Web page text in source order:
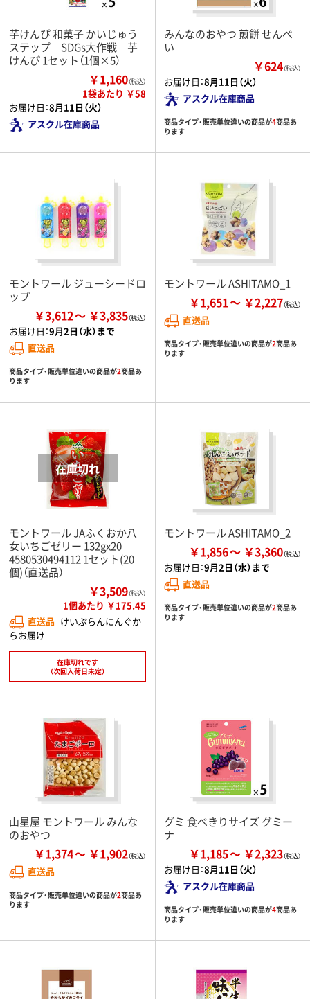
芋けんぴ 和菓子 かいじゅう
ステップ SDGs大作戦 芋
けんぴ 1セット（1個×5）
￥1,160（税込）
1袋あたり ￥58
お届け日：8月11日（火）
アスクル在庫商品
みんなのおやつ 煎餅 せんべ
い
￥624（税込）
お届け日：8月11日（火）
アスクル在庫商品
商品タイプ・販売単位違いの商品が4商品あ
ります
モントワール ジューシードロ
ップ
￥3,612 ￥3,835
お届け日：9月2日（水）まで
直送品
商品タイプ・販売単位違いの商品が2商品あ
ります
モントワール ASHITAMO_1
￥1,651 ￥2,227
直送品
商品タイプ・販売単位違いの商品が2商品あ
ります
モントワール JAふくおか八
女いちごゼリー 132gx20
4580530494112 1セット(20
個)（直送品）
￥3,509（税込）
1個あたり ￥175.45
直送品 けいぷらんにんぐか
らお届け
在庫切れです
（次回入荷日未定）
モントワール ASHITAMO_2
￥1,856 ￥3,360
お届け日：9月2日（水）まで
直送品
商品タイプ・販売単位違いの商品が2商品あ
ります
山星屋 モントワール みんな
のおやつ
￥1,374 ￥1,902
直送品
商品タイプ・販売単位違いの商品が2商品あ
ります
グミ 食べきりサイズ グミー
ナ
￥1,185 ￥2,323
お届け日：8月11日（火）
アスクル在庫商品
商品タイプ・販売単位違いの商品が4商品あ
ります